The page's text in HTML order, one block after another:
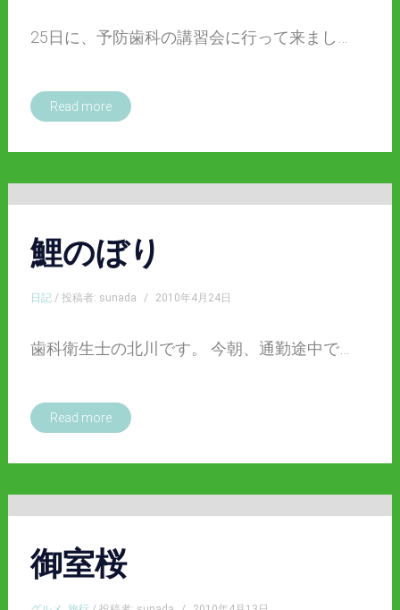
25日に、予防歯科の講習会に行って来まし…
Read more
鯉のぼり
日記/ 投稿者: sunada / 2010年4月24日
歯科衛生士の北川です。 今朝、通勤途中で…
Read more
御室桜